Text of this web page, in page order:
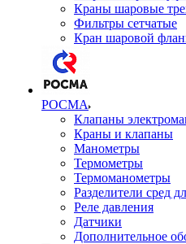
Краны шаровые
Фильтры сетчатые
Кран шаровой
РОСМА
Клапаны
Краны и клапаны
Манометры
Термометры
Термоманометры
Разделители сред
Реле давления
Датчики
Дополнительное